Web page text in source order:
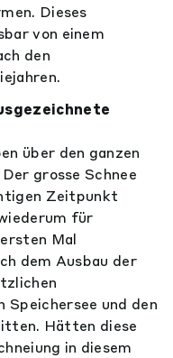
Dieses
von einem
den
über den ganzen
grosse Schnee
Zeitpunkt
für
Mal
dem Ausbau der
Speichersee und den
Hätten diese
in diesem